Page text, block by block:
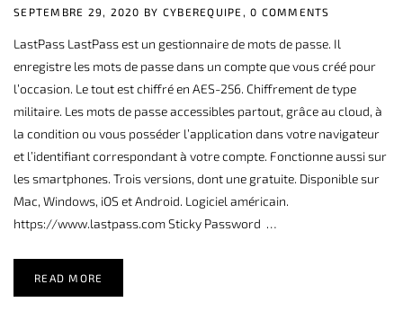
SEPTEMBRE 29, 2020 BY CYBEREQUIPE, 0 COMMENTS
LastPass LastPass est un gestionnaire de mots de passe. Il
enregistre les mots de passe dans un compte que vous créé pour
l’occasion. Le tout est chiffré en AES-256. Chiffrement de type
militaire. Les mots de passe accessibles partout, grâce au cloud, à
la condition ou vous posséder l’application dans votre navigateur
et l’identifiant correspondant à votre compte. Fonctionne aussi sur
les smartphones. Trois versions, dont une gratuite. Disponible sur
Mac, Windows, iOS et Android. Logiciel américain.
https://www.lastpass.com Sticky Password …
READ MORE